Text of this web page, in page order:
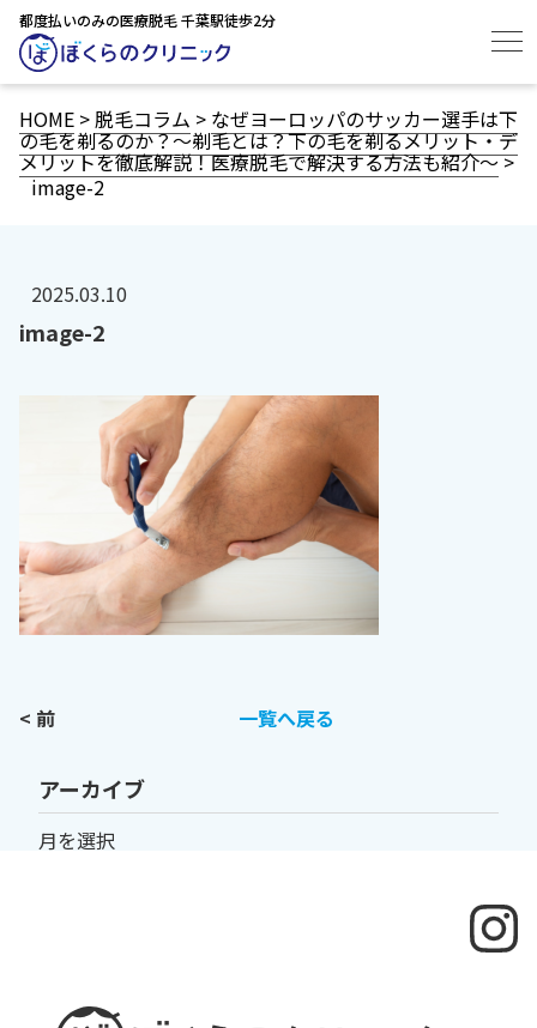
都度払いのみの医療脱毛 千葉駅徒歩2分
HOME >脱毛コラム > なぜヨーロッパのサッカー選手は下
の毛を剃るのか？～剃毛とは？下の毛を剃るメリット・デ
メリットを徹底解説！医療脱毛で解決する方法も紹介～>
image-2
2025.03.10
image-2
一覧へ戻る
< 前
アーカイブ